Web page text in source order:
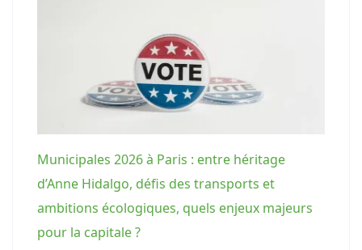
Municipales 2026 à Paris : entre héritage
d’Anne Hidalgo, défis des transports et
ambitions écologiques, quels enjeux majeurs
pour la capitale ?